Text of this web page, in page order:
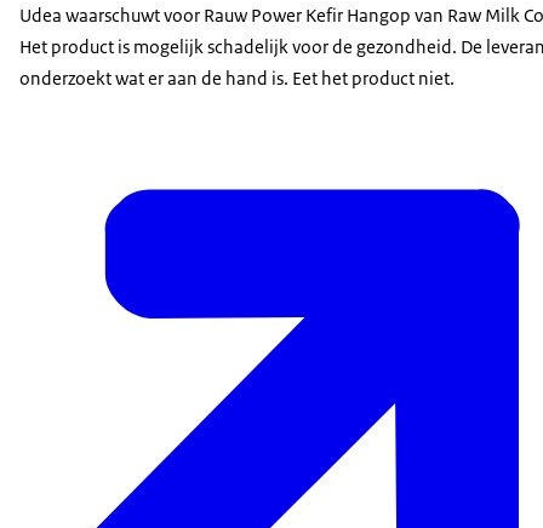
Udea waarschuwt voor Rauw Power Kefir Hangop van Raw Milk
Het product is mogelijk schadelijk voor de gezondheid. De
onderzoekt wat er aan de hand is. Eet het product niet.